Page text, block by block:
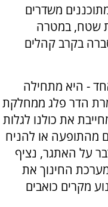
משדרים
שטח, במטרה
בקרב קהלים
- היא מתחילה
הדר פלג ממחלקת
את כולנו לגלות
מהתופעה או להניח
על האתגר, נציף
החינוך את
מקרים כואבים